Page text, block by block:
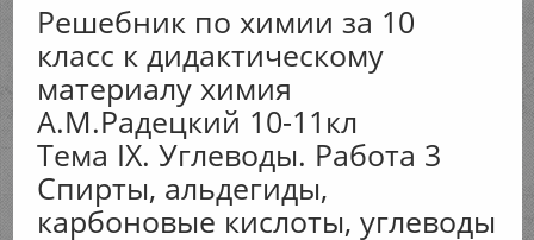
Решебник по химии за 10
класс к дидактическому
материалу химия
А.М.Радецкий 10-11кл
Тема IX. Углеводы. Работа 3
Спирты, альдегиды,
карбоновые кислоты, углеводы